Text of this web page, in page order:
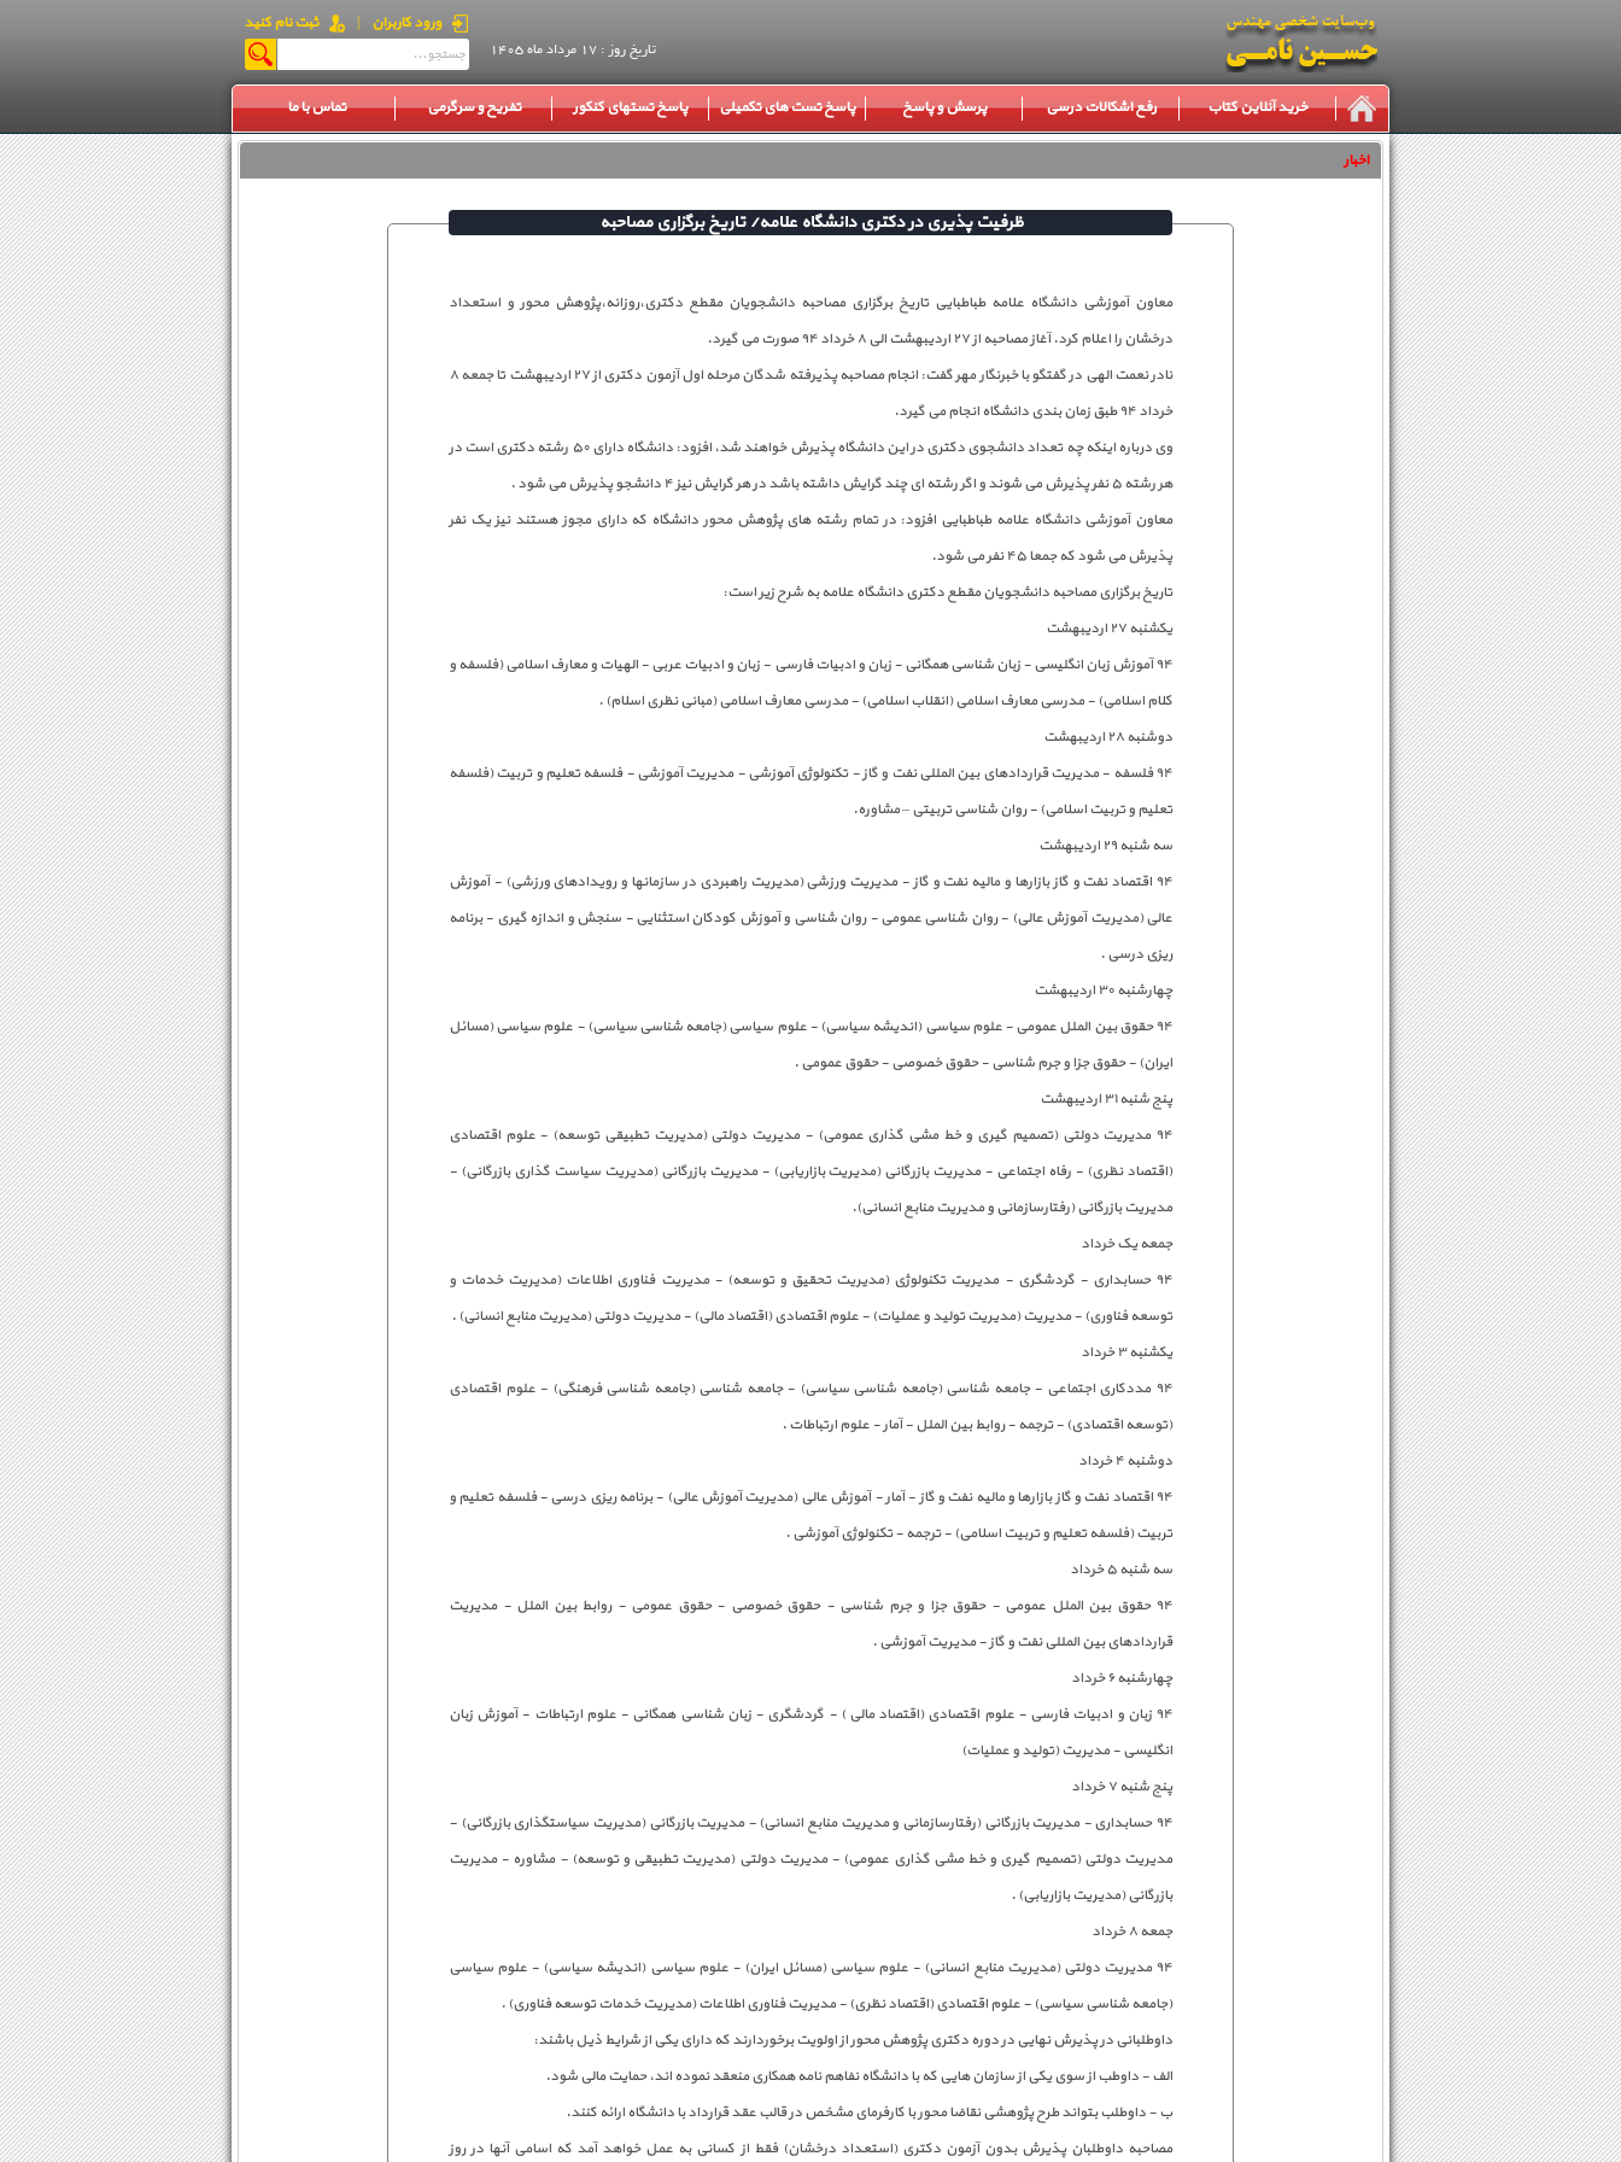
ورود کاربران | ثبت نام کنید
تاریخ روز : 17 مرداد ماه 1405
خرید آنلاین کتاب رفع اشکالات درسی پرسش و پاسخ پاسخ تست های تکمیلی پاسخ تستهای کنکور تفریح و سرگرمی تماس با ما
اخبار
ظرفیت پذیری در دکتری دانشگاه علامه/ تاریخ برگزاری مصاحبه
معاون آموزشی دانشگاه علامه طباطبایی تاریخ برگزاری مصاحبه دانشجویان مقطع دکتری،روزانه،پژوهش محور و استعداد
درخشان را اعلام کرد. آغاز مصاحبه از ۲۷ اردیبهشت الی ۸ خرداد ۹۴ صورت می گیرد.
نادر نعمت الهی در گفتگو با خبرنگار مهر گفت: انجام مصاحبه پذیرفته شدگان مرحله اول آزمون دکتری از ۲۷ اردیبهشت تا جمعه ۸
خرداد ۹۴ طبق زمان بندی دانشگاه انجام می گیرد.
وی درباره اینکه چه تعداد دانشجوی دکتری در این دانشگاه پذیرش خواهند شد، افزود: دانشگاه دارای ۵۰ رشته دکتری است در
هر رشته ۵ نفر پذیرش می شوند و اگر رشته ای چند گرایش داشته باشد در هر گرایش نیز ۴ دانشجو پذیرش می شود .
معاون آموزشی دانشگاه علامه طباطبایی افزود: در تمام رشته های پژوهش محور دانشگاه که دارای مجوز هستند نیز یک نفر
پذیرش می شود که جمعا ۴۵ نفر می شود.
تاریخ برگزاری مصاحبه دانشجویان مقطع دکتری دانشگاه علامه به شرح زیر است:
یکشنبه ۲۷ اردیبهشت
۹۴ آموزش زبان انگلیسی - زبان شناسی همگانی - زبان و ادبیات فارسی - زبان و ادبیات عربی - الهیات و معارف اسلامی (فلسفه و
کلام اسلامی) - مدرسی معارف اسلامی (انقلاب اسلامی) - مدرسی معارف اسلامی (مبانی نظری اسلام) .
دوشنبه ۲۸ اردیبهشت
۹۴ فلسفه - مدیریت قراردادهای بین المللی نفت و گاز - تکنولوژی آموزشی - مدیریت آموزشی - فلسفه تعلیم و تربیت (فلسفه
تعلیم و تربیت اسلامی) - روان شناسی تربیتی – مشاوره.
سه شنبه ۲۹ اردیبهشت
۹۴ اقتصاد نفت و گاز بازارها و مالیه نفت و گاز - مدیریت ورزشی (مدیریت راهبردی در سازمانها و رویدادهای ورزشی) - آموزش
عالی (مدیریت آموزش عالی) - روان شناسی عمومی - روان شناسی و آموزش کودکان استثنایی - سنجش و اندازه گیری - برنامه
ریزی درسی .
چهارشنبه ۳۰ اردیبهشت
۹۴ حقوق بین الملل عمومی - علوم سیاسی (اندیشه سیاسی) - علوم سیاسی (جامعه شناسی سیاسی) - علوم سیاسی (مسائل
ایران) - حقوق جزا و جرم شناسی - حقوق خصوصی - حقوق عمومی .
پنج شنبه ۳۱ اردیبهشت
۹۴ مدیریت دولتی (تصمیم گیری و خط مشی گذاری عمومی) - مدیریت دولتی (مدیریت تطبیقی توسعه) - علوم اقتصادی
(اقتصاد نظری) - رفاه اجتماعی - مدیریت بازرگانی (مدیریت بازاریابی) - مدیریت بازرگانی (مدیریت سیاست گذاری بازرگانی) -
مدیریت بازرگانی (رفتارسازمانی و مدیریت منابع انسانی).
جمعه یک خرداد
۹۴ حسابداری - گردشگری - مدیریت تکنولوژی (مدیریت تحقیق و توسعه) - مدیریت فناوری اطلاعات (مدیریت خدمات و
توسعه فناوری) - مدیریت (مدیریت تولید و عملیات) - علوم اقتصادی (اقتصاد مالی) - مدیریت دولتی (مدیریت منابع انسانی) .
یکشنبه ۳ خرداد
۹۴ مددکاری اجتماعی - جامعه شناسی (جامعه شناسی سیاسی) - جامعه شناسی (جامعه شناسی فرهنگی) - علوم اقتصادی
(توسعه اقتصادی) - ترجمه - روابط بین الملل - آمار - علوم ارتباطات .
دوشنبه ۴ خرداد
۹۴ اقتصاد نفت و گاز بازارها و مالیه نفت و گاز - آمار - آموزش عالی (مدیریت آموزش عالی) - برنامه ریزی درسی - فلسفه تعلیم و
تربیت (فلسفه تعلیم و تربیت اسلامی) - ترجمه - تکنولوژی آموزشی .
سه شنبه ۵ خرداد
۹۴ حقوق بین الملل عمومی - حقوق جزا و جرم شناسی - حقوق خصوصی - حقوق عمومی - روابط بین الملل - مدیریت
قراردادهای بین المللی نفت و گاز - مدیریت آموزشی .
چهارشنبه ۶ خرداد
۹۴ زبان و ادبیات فارسی - علوم اقتصادی (اقتصاد مالی ) - گردشگری - زبان شناسی همگانی - علوم ارتباطات - آموزش زبان
انگلیسی - مدیریت (تولید و عملیات)
پنج شنبه ۷ خرداد
۹۴ حسابداری - مدیریت بازرگانی (رفتارسازمانی و مدیریت منابع انسانی) - مدیریت بازرگانی (مدیریت سیاستگذاری بازرگانی) -
مدیریت دولتی (تصمیم گیری و خط مشی گذاری عمومی) - مدیریت دولتی (مدیریت تطبیقی و توسعه) - مشاوره - مدیریت
بازرگانی (مدیریت بازاریابی) .
جمعه ۸ خرداد
۹۴ مدیریت دولتی (مدیریت منابع انسانی) - علوم سیاسی (مسائل ایران) - علوم سیاسی (اندیشه سیاسی) - علوم سیاسی
(جامعه شناسی سیاسی) - علوم اقتصادی (اقتصاد نظری) - مدیریت فناوری اطلاعات (مدیریت خدمات توسعه فناوری) .
داوطلبانی در پذیرش نهایی در دوره دکتری پژوهش محور از اولویت برخوردارند که دارای یکی از شرایط ذیل باشند:
الف - داوطب از سوی یکی از سازمان هایی که با دانشگاه نفاهم نامه همکاری منعقد نموده اند، حمایت مالی شود.
ب - داوطلب بتواند طرح پژوهشی نقاضا محور با کارفرمای مشخص در قالب عقد قرارداد با دانشگاه ارائه کنند.
مصاحبه داوطلبان پذیرش بدون آزمون دکتری (استعداد درخشان) فقط از کسانی به عمل خواهد آمد که اسامی آنها در روز